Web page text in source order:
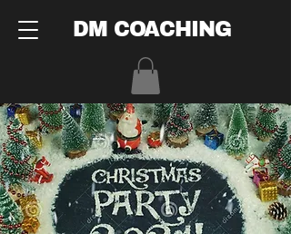
DM COACHING